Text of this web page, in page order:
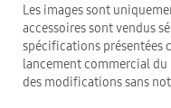
Les images sont
accessoires sont vendus
spécifications présentées
lancement commercial
des modifications sans